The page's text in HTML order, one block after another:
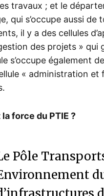
travaux ; et le
qui s’occupe aussi
il y a des cellules
des projets » qui
s’occupe également
« administration et
force du PTIE ?
Pôle